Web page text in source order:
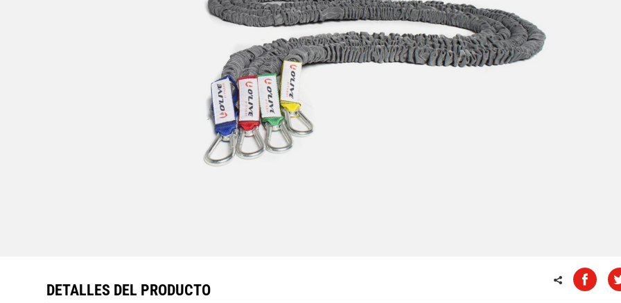
DETALLES DEL PRODUCTO